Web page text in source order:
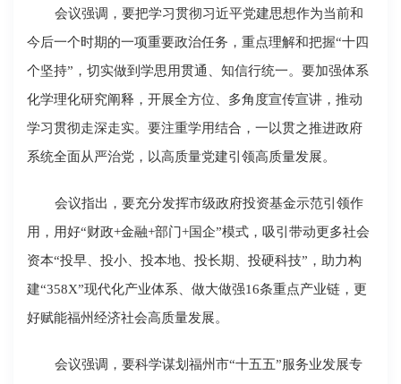
会议强调，要把学习贯彻习近平党建思想作为当前和
今后一个时期的一项重要政治任务，重点理解和把握“十四
个坚持”，切实做到学思用贯通、知信行统一。要加强体系
化学理化研究阐释，开展全方位、多角度宣传宣讲，推动
学习贯彻走深走实。要注重学用结合，一以贯之推进政府
系统全面从严治党，以高质量党建引领高质量发展。
会议指出，要充分发挥市级政府投资基金示范引领作
用，用好“财政+金融+部门+国企”模式，吸引带动更多社会
资本“投早、投小、投本地、投长期、投硬科技”，助力构
建“358X”现代化产业体系、做大做强16条重点产业链，更
好赋能福州经济社会高质量发展。
会议强调，要科学谋划福州市“十五五”服务业发展专